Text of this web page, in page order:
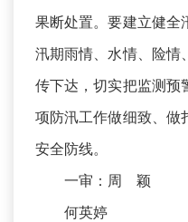
果断处置。要建立健全
汛期雨情、水情、险情
传下达，切实把监测预
项防汛工作做细致、做
安全防线。
一审：周 颖
何英婷